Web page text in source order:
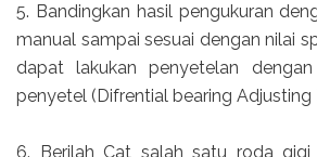
5. Bandingkan hasil pengukuran
manual sampai sesuai dengan nilai
dapat lakukan penyetelan
penyetel (Difrential bearing Adjusting
6. Berilah Cat salah satu roda